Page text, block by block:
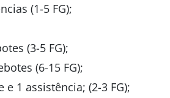
(1-5 FG);
(3-5 FG);
(6-15 FG);
1 assistência; (2-3 FG);